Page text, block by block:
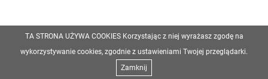
TA STRONA UŻYWA COOKIES Korzystając z niej wyrażasz zgodę na
wykorzystywanie cookies, zgodnie z ustawieniami Twojej przeglądarki.
Zamknij